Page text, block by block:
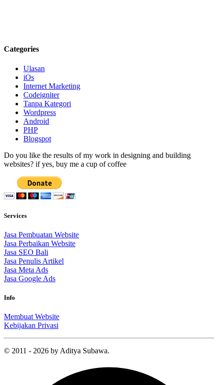
Categories
Ulasan
iOs
Internet Marketing
Codeigniter
Tanpa Kategori
Wordpress
Android
PHP
Blogspot
Do you like the results of my work in designing and building
websites? if yes, buy me a cup of coffee
Services
Jasa Pembuatan Website
Jasa Perbaikan Website
Jasa SEO Bali
Jasa Penulis Artikel
Jasa Meta Ads
Jasa Google Ads
Info
Membuat Website
Kebijakan Privasi
© 2011 - 2026 by Aditya Subawa.